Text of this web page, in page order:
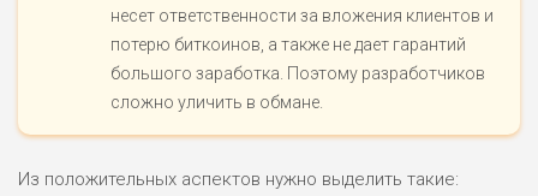
несет ответственности за вложения клиентов и
потерю биткоинов, а также не дает гарантий
большого заработка. Поэтому разработчиков
сложно уличить в обмане.
Из положительных аспектов нужно выделить такие: